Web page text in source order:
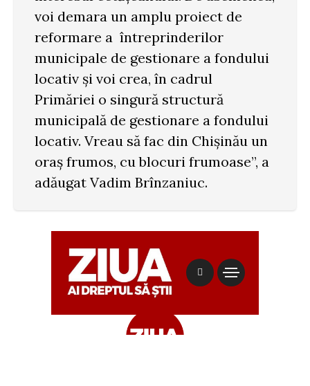
voi demara un amplu proiect de
reformare a întreprinderilor
municipale de gestionare a fondului
locativ și voi crea, în cadrul
Primăriei o singură structură
municipală de gestionare a fondului
locativ. Vreau să fac din Chișinău un
oraș frumos, cu blocuri frumoase”, a
adăugat Vadim Brînzaniuc.